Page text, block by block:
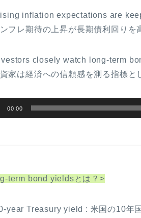
inflation expectations are
ンフレ期待の上昇が長期債利回りを
closely watch long-term
資家は経済への信頼感を測る指標
00:00
term bond yieldsとは？>
year Treasury yield : 米国の10年